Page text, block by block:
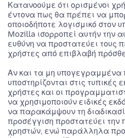
Κατανοούμε ότι ορισμένοι
έντονα πως θα πρέπει να
οποιοδήποτε λογισμικό στον
Mozilla ισορροπεί αυτήν την
ευθύνη να προστατεύει τους
χρήστες από επιβλαβή
Αν και τα μη υπογεγραμμένα
υποστηρίζονται στις τυπικές
χρήστες και οι
να χρησιμοποιούν ειδικές
να παρακάμψουν τη
προσέγγιση προστατεύει την
χρηστών, ενώ παράλληλα